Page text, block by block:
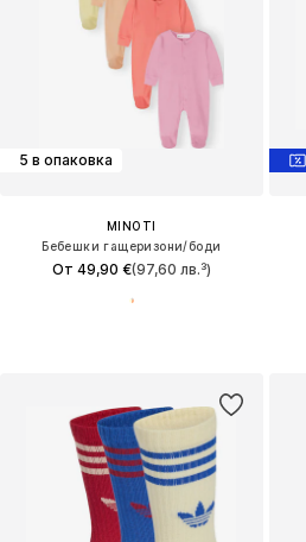
5 в опаковка
MINOTI
Бебешки гащеризони/боди
От 49,90 €(97,60 лв.³)